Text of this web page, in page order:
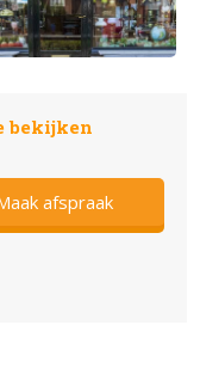
bekijken
afspraak